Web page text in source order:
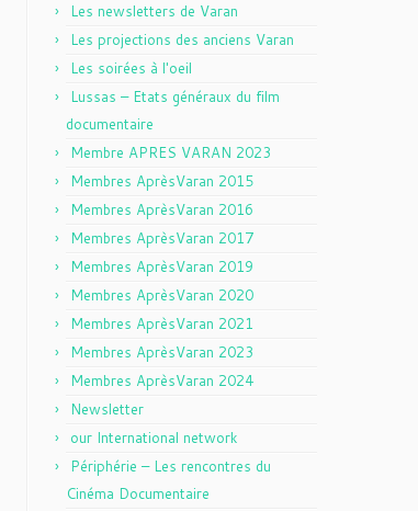
Les newsletters de Varan
Les projections des anciens Varan
Les soirées à l'oeil
Lussas – Etats généraux du film
documentaire
Membre APRES VARAN 2023
Membres AprèsVaran 2015
Membres AprèsVaran 2016
Membres AprèsVaran 2017
Membres AprèsVaran 2019
Membres AprèsVaran 2020
Membres AprèsVaran 2021
Membres AprèsVaran 2023
Membres AprèsVaran 2024
Newsletter
our International network
Périphérie – Les rencontres du
Cinéma Documentaire